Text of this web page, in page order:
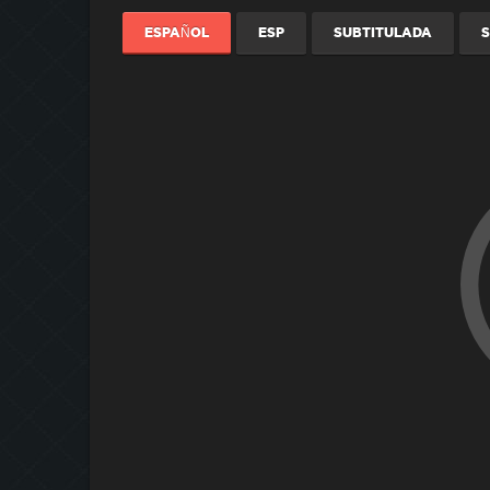
ESPAÑOL ESP SUBTITULADA